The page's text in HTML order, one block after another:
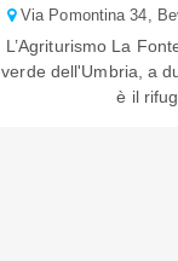
Via Pomontina 34,
L’Agriturismo La
verde dell'Umbria, a
è il